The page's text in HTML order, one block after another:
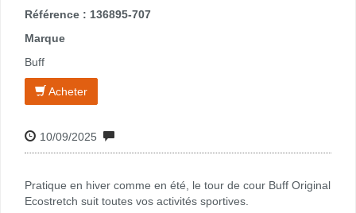
Référence : 136895-707
Marque
Buff
Acheter
10/09/2025
Pratique en hiver comme en été, le tour de cour Buff Original
Ecostretch suit toutes vos activités sportives.